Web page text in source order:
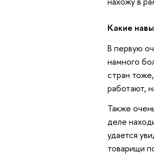
Какие
В первую
намного
стран
работают,
Также
деле
удается
товарищи